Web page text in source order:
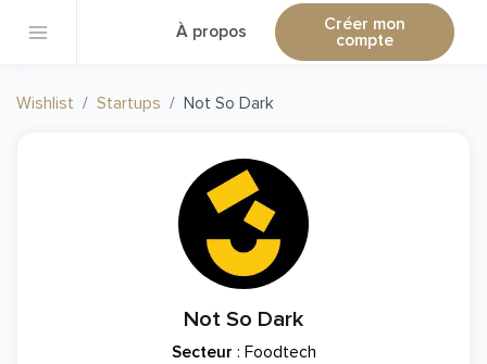
À propos Créer mon
compte
Wishlist Startups Not So Dark
Not So Dark
Secteur : Foodtech